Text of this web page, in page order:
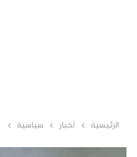
الرئيسية أخبار سياسية